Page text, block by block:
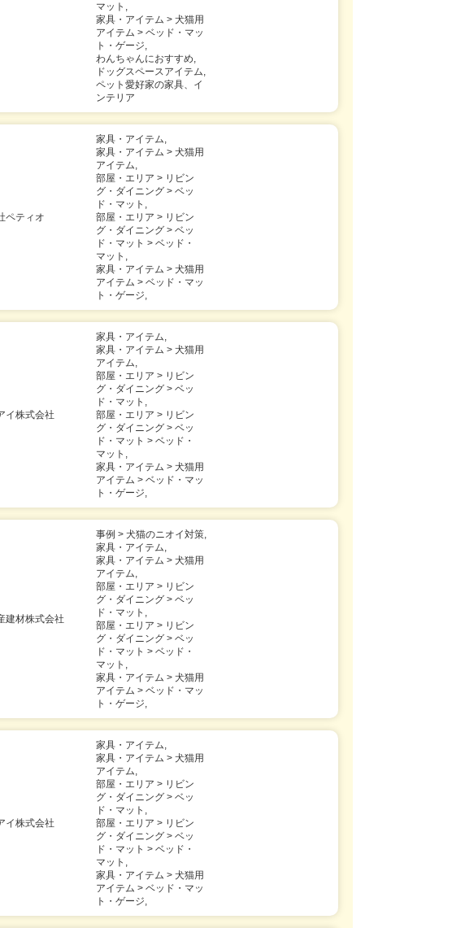
マット,
家具・アイテム > 犬猫用
アイテム > ベッド・マッ
ト・ゲージ,
わんちゃんにおすすめ,
ドッグスペースアイテム,
ペット愛好家の家具、イ
ンテリア
ペティオ
家具・アイテム,
家具・アイテム > 犬猫用
アイテム,
部屋・エリア > リビン
グ・ダイニング > ベッ
ド・マット,
部屋・エリア > リビン
グ・ダイニング > ベッ
ド・マット > ベッド・
マット,
家具・アイテム > 犬猫用
アイテム > ベッド・マッ
ト・ゲージ,
イ株式会社
家具・アイテム,
家具・アイテム > 犬猫用
アイテム,
部屋・エリア > リビン
グ・ダイニング > ベッ
ド・マット,
部屋・エリア > リビン
グ・ダイニング > ベッ
ド・マット > ベッド・
マット,
家具・アイテム > 犬猫用
アイテム > ベッド・マッ
ト・ゲージ,
建材株式会社
事例 > 犬猫のニオイ対策,
家具・アイテム,
家具・アイテム > 犬猫用
アイテム,
部屋・エリア > リビン
グ・ダイニング > ベッ
ド・マット,
部屋・エリア > リビン
グ・ダイニング > ベッ
ド・マット > ベッド・
マット,
家具・アイテム > 犬猫用
アイテム > ベッド・マッ
ト・ゲージ,
イ株式会社
家具・アイテム,
家具・アイテム > 犬猫用
アイテム,
部屋・エリア > リビン
グ・ダイニング > ベッ
ド・マット,
部屋・エリア > リビン
グ・ダイニング > ベッ
ド・マット > ベッド・
マット,
家具・アイテム > 犬猫用
アイテム > ベッド・マッ
ト・ゲージ,